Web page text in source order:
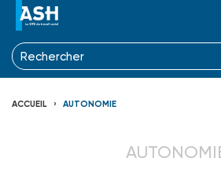
ACCUEIL AUTONOMIE